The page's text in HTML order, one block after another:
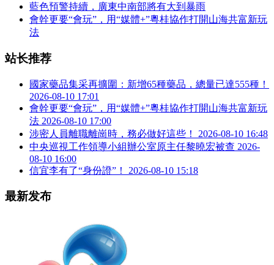
藍色預警持續，廣東中南部將有大到暴雨
會幹更要“會玩”，用“媒體+”粵桂協作打開山海共富新玩
法
站长推荐
國家藥品集采再擴圍：新增65種藥品，總量已達555種！
2026-08-10 17:01
會幹更要“會玩”，用“媒體+”粵桂協作打開山海共富新玩
法 2026-08-10 17:00
涉密人員離職離崗時，務必做好這些！
2026-08-10 16:48
中央巡視工作領導小組辦公室原主任黎曉宏被查 2026-
08-10 16:00
信宜李有了“身份證”！
2026-08-10 15:18
最新发布